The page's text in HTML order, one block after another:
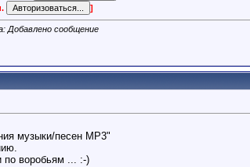
]
Добавлено сообщение
музыки/песен MP3"
по воробьям ... :-)